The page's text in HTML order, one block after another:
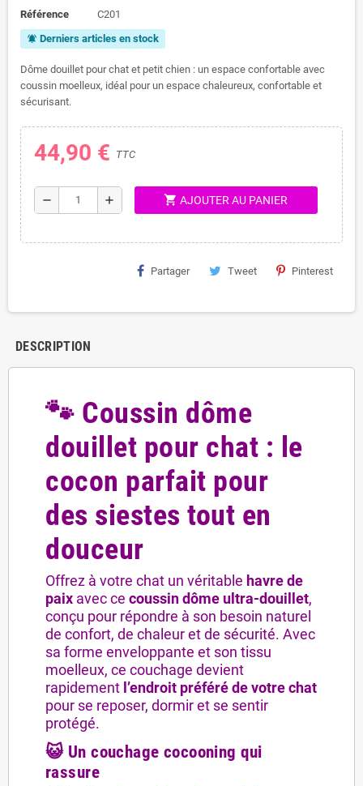
Référence C201
notifications_active Derniers articles en stock
Dôme douillet pour chat et petit chien : un espace confortable avec
coussin moelleux, idéal pour un espace chaleureux, confortable et
sécurisant.
44,90 € TTC
remove add shopping_cart AJOUTER AU PANIER
Partager Tweet Pinterest
DESCRIPTION
🐾 Coussin dôme
douillet pour chat : le
cocon parfait pour
des siestes tout en
douceur
Offrez à votre chat un véritable havre de
paix avec ce coussin dôme ultra-douillet,
conçu pour répondre à son besoin naturel
de confort, de chaleur et de sécurité. Avec
sa forme enveloppante et son tissu
moelleux, ce couchage devient
rapidement l’endroit préféré de votre chat
pour se reposer, dormir et se sentir
protégé.
😺 Un couchage cocooning qui
rassure